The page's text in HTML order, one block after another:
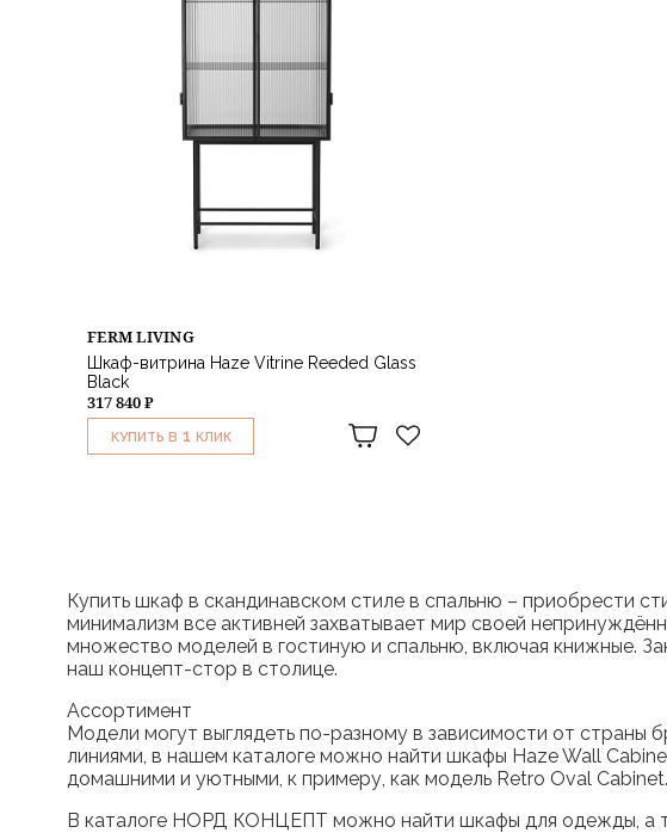
FERM LIVING
Шкаф-витрина Haze Vitrine Reeded Glass
Black
317 840 ₽
КУПИТЬ В 1 КЛИК
Купить шкаф в скандинавском стиле в спальню – приобрести
минимализм все активней захватывает мир своей
множество моделей в гостиную и спальню, включая книжные.
наш концепт-стор в столице.
Ассортимент
Модели могут выглядеть по-разному в зависимости от
линиями, в нашем каталоге можно найти шкафы Haze Wall
домашними и уютными, к примеру, как модель Retro Oval Cabinet.
В каталоге НОРД КОНЦЕПТ можно найти шкафы для одежды, а